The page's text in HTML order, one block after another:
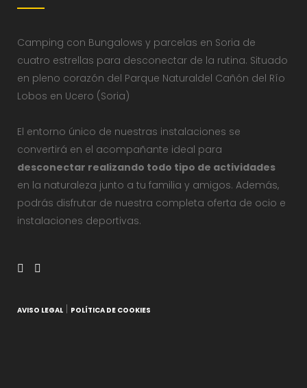
Camping con Bungalows y parcelas en Soria de
cuatro estrellas para desconectar de la rutina. Situado
en pleno corazón del Parque Naturaldel Cañón del Río
Lobos en Ucero (Soria)
El entorno único de nuestras instalaciones se
convertirá en el acompañante ideal para
desconectar realizando todo tipo de actividades
en la naturaleza junto a tu familia y amigos. Además,
podrás disfrutar de nuestra completa oferta de ocio e
instalaciones deportivas.
AVISO LEGAL | POLÍTICA DE COOKIES